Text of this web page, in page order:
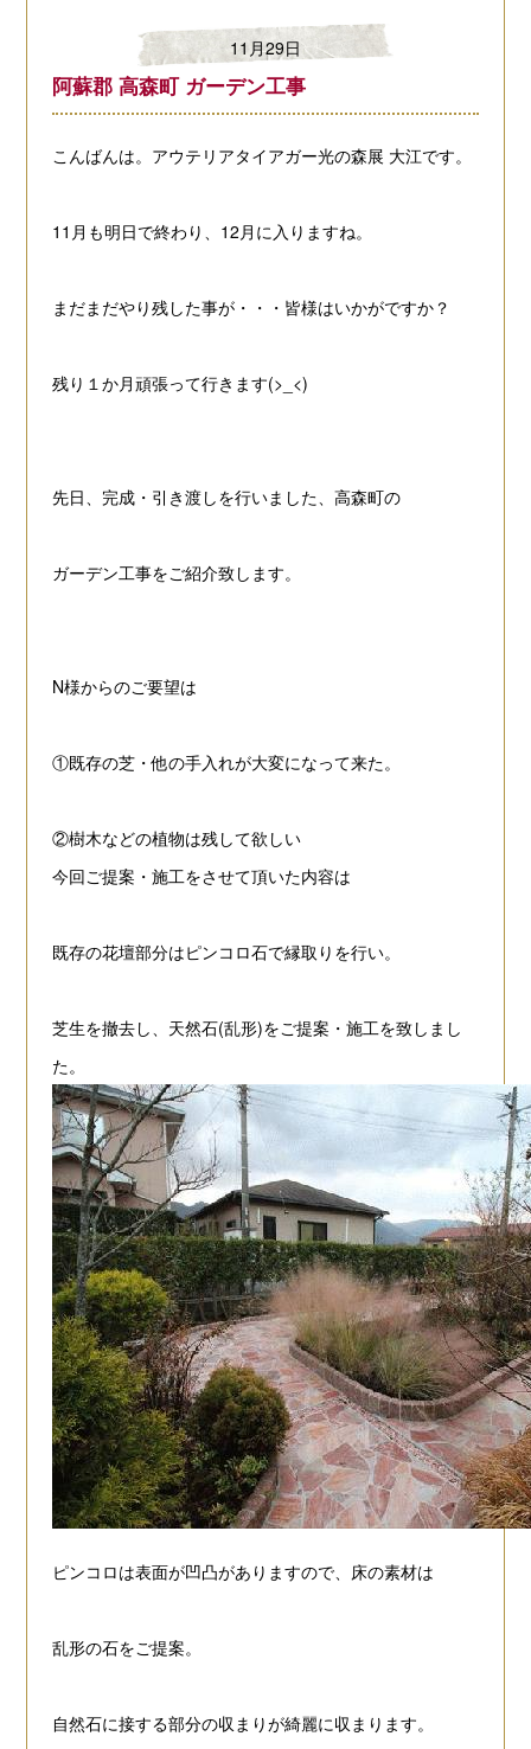
11月29日
阿蘇郡 高森町 ガーデン工事
こんばんは。 アウテリアタイアガー光の森展 大江です。
11月も明日で終わり、12月に入りますね。
まだまだやり残した事が・・・ 皆様はいかがですか？
残り１か月頑張って行きます(>_<)
先日、完成・引き渡しを行いました、 高森町の
ガーデン工事をご紹介致します。
N様からのご要望は
①既存の芝・他の手入れが大変になって来た。
②樹木などの植物は残して欲しい
今回ご提案・施工をさせて頂いた内容は
既存の花壇部分はピンコロ石で縁取りを行い。
芝生を撤去し、天然石(乱形)をご提案・施工を致しまし
た。
ピンコロは表面が凹凸がありますので、床の素材は
乱形の石をご提案。
自然石に接する部分の収まりが綺麗に収まります。